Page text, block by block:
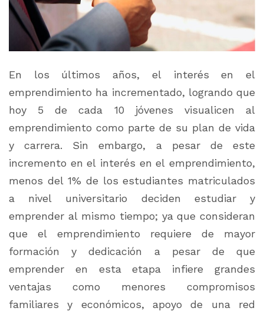
En los últimos años, el interés en el
emprendimiento ha incrementado, logrando que
hoy 5 de cada 10 jóvenes visualicen al
emprendimiento como parte de su plan de vida
y carrera. Sin embargo, a pesar de este
incremento en el interés en el emprendimiento,
menos del 1% de los estudiantes matriculados
a nivel universitario deciden estudiar y
emprender al mismo tiempo; ya que consideran
que el emprendimiento requiere de mayor
formación y dedicación a pesar de que
emprender en esta etapa infiere grandes
ventajas como menores compromisos
familiares y económicos, apoyo de una red